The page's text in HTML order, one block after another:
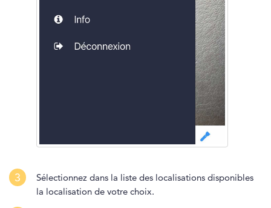
3
Sélectionnez dans la liste des localisations disponibles
la localisation de votre choix.